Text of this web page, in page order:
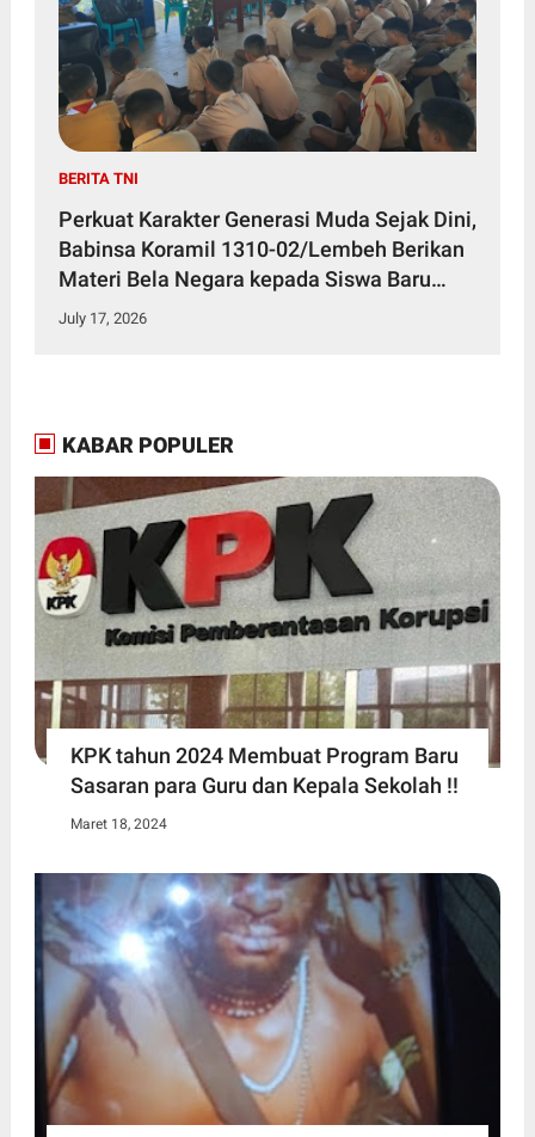
BERITA TNI
Perkuat Karakter Generasi Muda Sejak Dini,
Babinsa Koramil 1310-02/Lembeh Berikan
Materi Bela Negara kepada Siswa Baru
SMKN 3 Bitung dalam Kegiatan MPLS
July 17, 2026
KABAR POPULER
KPK tahun 2024 Membuat Program Baru
Sasaran para Guru dan Kepala Sekolah !!
Maret 18, 2024